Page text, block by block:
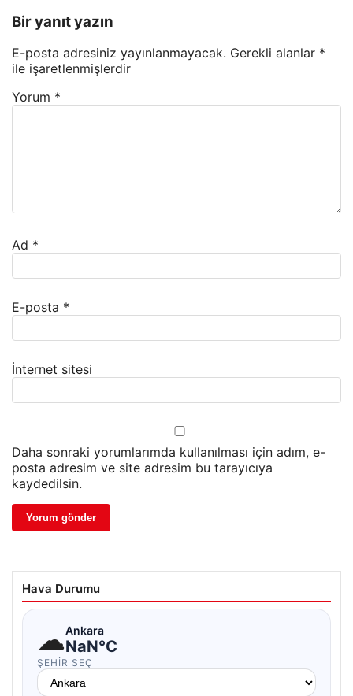
Bir yanıt yazın
E-posta adresiniz yayınlanmayacak. Gerekli alanlar *
ile işaretlenmişlerdir
Yorum *
Ad *
E-posta *
İnternet sitesi
Daha sonraki yorumlarımda kullanılması için adım, e-
posta adresim ve site adresim bu tarayıcıya
kaydedilsin.
Hava Durumu
☁Ankara
NaN°C
ŞEHIR SEÇ